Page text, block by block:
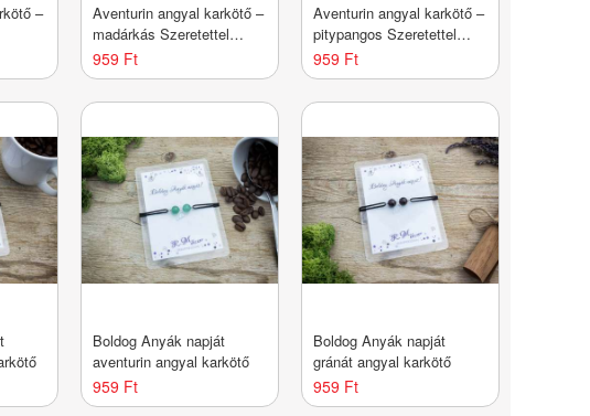
–
Aventurin angyal karkötő –
madárkás Szeretettel
kártyával
959 Ft
Aventurin angyal karkötő –
pitypangos Szeretettel
kártyával
959 Ft
Boldog Anyák napját
aventurin angyal karkötő
959 Ft
Boldog Anyák napját
gránát angyal karkötő
959 Ft